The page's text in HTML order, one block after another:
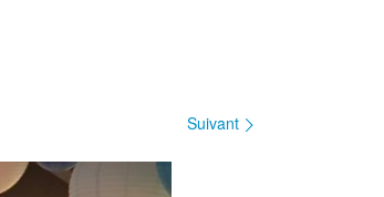
Suivant